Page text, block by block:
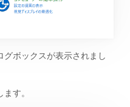
グボックスが表示されまし
す。